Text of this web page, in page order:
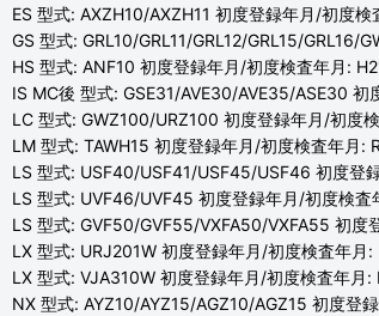
ES 型式: AXZH10/AXZH11 初度登録年月/初度
GS 型式: GRL10/GRL11/GRL12/GRL15/GRL16/
HS 型式: ANF10 初度登録年月/初度検査年月:
IS MC後 型式: GSE31/AVE30/AVE35/ASE30 初
LC 型式: GWZ100/URZ100 初度登録年月/初度
LM 型式: TAWH15 初度登録年月/初度検査年月:
LS 型式: USF40/USF41/USF45/USF46 初度登
LS 型式: UVF46/UVF45 初度登録年月/初度検
LS 型式: GVF50/GVF55/VXFA50/VXFA55 初度
LX 型式: URJ201W 初度登録年月/初度検査年月
LX 型式: VJA310W 初度登録年月/初度検査年月:
NX 型式: AYZ10/AYZ15/AGZ10/AGZ15 初度登